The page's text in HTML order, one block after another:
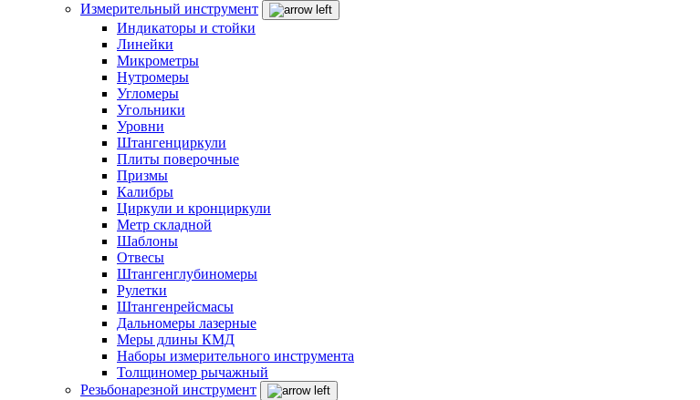
Измерительный инструмент
Индикаторы и стойки
Линейки
Микрометры
Нутромеры
Угломеры
Угольники
Уровни
Штангенциркули
Плиты поверочные
Призмы
Калибры
Циркули и кронциркули
Метр складной
Шаблоны
Отвесы
Штангенглубиномеры
Рулетки
Штангенрейсмасы
Дальномеры лазерные
Меры длины КМД
Наборы измерительного инструмента
Толщиномер рычажный
Резьбонарезной инструмент